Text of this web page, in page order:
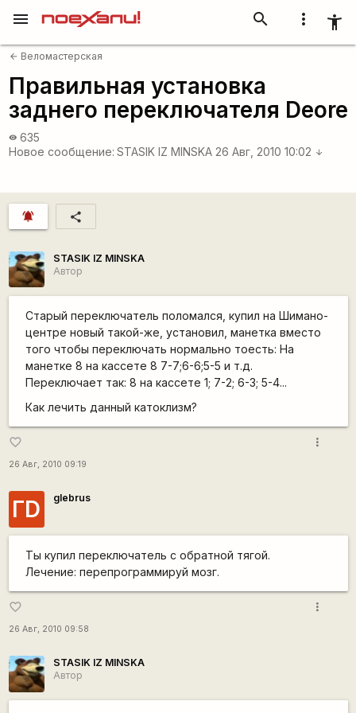
more_vert accessibility_new
search
menu
arrow_back Веломастерская
Правильная установка
заднего переключателя Deore
visibility 635
Новое сообщение: STASIK IZ MINSKA 26 Авг, 2010 10:02 arrow_downward
notifications_active share
STASIK IZ MINSKA
Автор
Старый переключатель поломался, купил на Шимано-
центре новый такой-же, установил, манетка вместо
того чтобы переключать нормально тоесть: На
манетке 8 на кассете 8 7-7;6-6;5-5 и т.д.
Переключает так: 8 на кассете 1; 7-2; 6-3; 5-4...
Как лечить данный катоклизм?
favorite_border
26 Авг, 2010 09:19
more_vert
ГD glebrus
Ты купил переключатель с обратной тягой.
Лечение: перепрограммируй мозг.
favorite_border
26 Авг, 2010 09:58
more_vert
STASIK IZ MINSKA
Автор